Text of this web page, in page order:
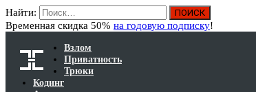
Найти:
Временная скидка 50% на годовую подписку!
Взлом
Приватность
Трюки
Кодинг